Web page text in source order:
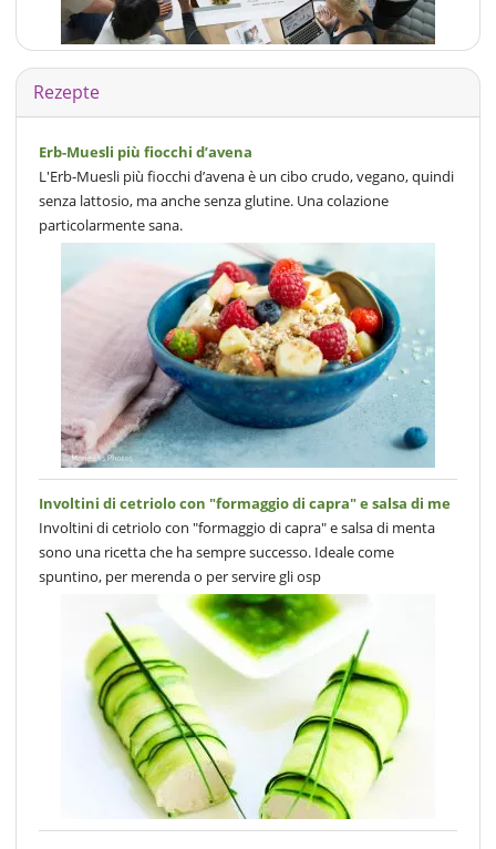
Rezepte
Erb-Muesli più fiocchi d’avena
L'Erb-Muesli più fiocchi d’avena è un cibo crudo, vegano, quindi
senza lattosio, ma anche senza glutine. Una colazione
particolarmente sana.
Involtini di cetriolo con "formaggio di capra" e salsa di me
Involtini di cetriolo con "formaggio di capra" e salsa di menta
sono una ricetta che ha sempre successo. Ideale come
spuntino, per merenda o per servire gli osp